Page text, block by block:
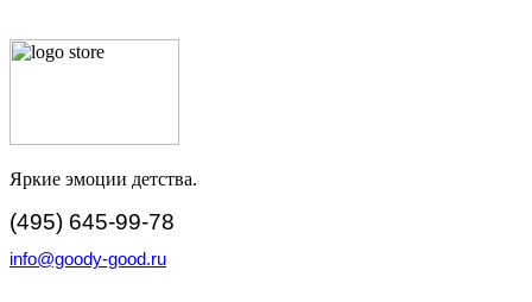
Яркие эмоции детства.
(495) 645-99-78
info@goody-good.ru